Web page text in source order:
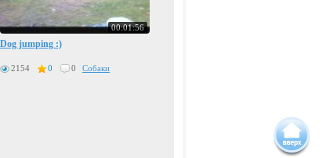
00:01:56
Dog jumping :)
2154 0 0 Собаки